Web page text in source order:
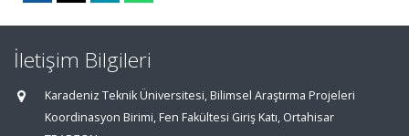
İletişim Bilgileri
Karadeniz Teknik Üniversitesi, Bilimsel Araştırma Projeleri
Koordinasyon Birimi, Fen Fakültesi Giriş Katı, Ortahisar